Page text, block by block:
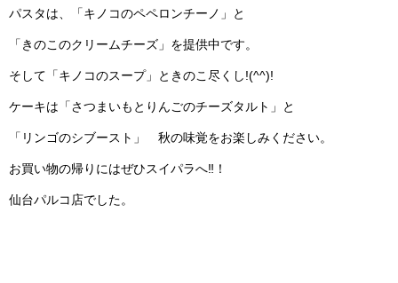
パスタは、「キノコのペペロンチーノ」と
「きのこのクリームチーズ」を提供中です。
そして「キノコのスープ」ときのこ尽くし!(^^)!
ケーキは「さつまいもとりんごのチーズタルト」と
「リンゴのシブースト」 秋の味覚をお楽しみください。
お買い物の帰りにはぜひスイパラへ‼！
仙台パルコ店でした。